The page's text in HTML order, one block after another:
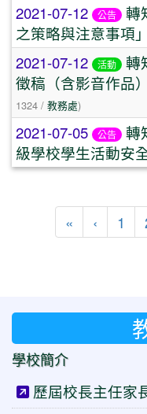
2021-07-12 公告
轉
之策略與注意事項
2021-07-12 活動
轉
徵稿（含影音作品
1324 / 教務處)
2021-07-05 公告
轉
級學校學生活動安
« 第一頁
‹ 上一頁
1
學校簡介
歷屆校長主任家